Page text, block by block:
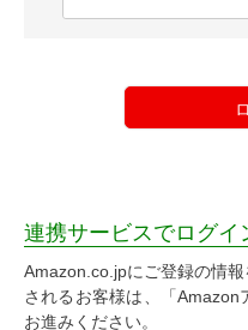
連携サービスでログイ
Amazon.co.jpにご登録の情
されるお客様は、「Amazon
お進みください。